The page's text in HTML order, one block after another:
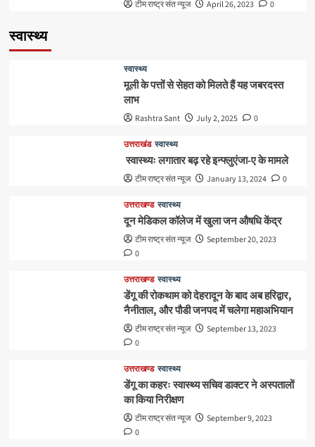
टीम राष्ट्र संत न्यूज April 26, 2023 0
स्वास्थ्य
स्वास्थ्य
मूली के पत्तों से सेहत को मिलते हैं यह जबरदस्त
लाभ
Rashtra Sant July 2, 2025 0
उत्तराखंड स्वास्थ्य
स्वास्थ्यः लगातार बढ़ रहे इन्फ्लुएंजा-ए के मामले
टीम राष्ट्र संत न्यूज January 13, 2024 0
उत्तराखण्ड स्वास्थ्य
दून मेडिकल कॉलेज में खुला जन औषधि केंद्र
टीम राष्ट्र संत न्यूज
September 20, 2023
0
उत्तराखण्ड स्वास्थ्य
डेंगू की रोकथाम को देहरादून के बाद अब हरिद्वार,
नैनीताल, और पौडी जनपद में चलेगा महाअभियान
टीम राष्ट्र संत न्यूज
September 13, 2023
0
उत्तराखण्ड स्वास्थ्य
डेंगू का कहरः स्वास्थ्य सचिव डाक्टर ने अस्पतालों
का किया निरीक्षण
टीम राष्ट्र संत न्यूज
September 9, 2023
0